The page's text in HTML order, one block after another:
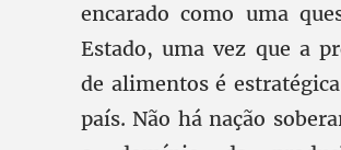
encarado como uma
Estado, uma vez que a
de alimentos é
país. Não há nação